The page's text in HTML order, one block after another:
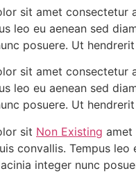
sit amet consectetur
leo eu aenean sed
posuere. Ut
sit amet consectetur
leo eu aenean sed
posuere. Ut
sit Non Existing amet
convallis. Tempus
integer nunc